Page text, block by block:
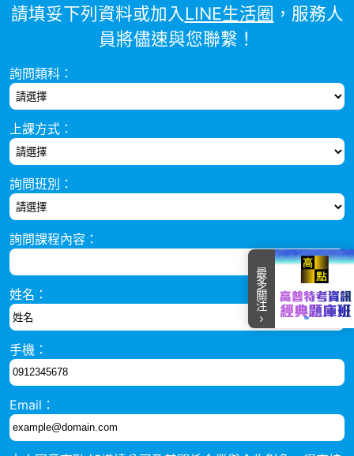
請填妥下列資料或加入LINE生活圈 ，服務人
員將儘速與您聯繫！
詢問類科：
上課方式：
詢問班別：
詢問課程內容：
姓名：
手機：
Email：
最多關注
item
item
2